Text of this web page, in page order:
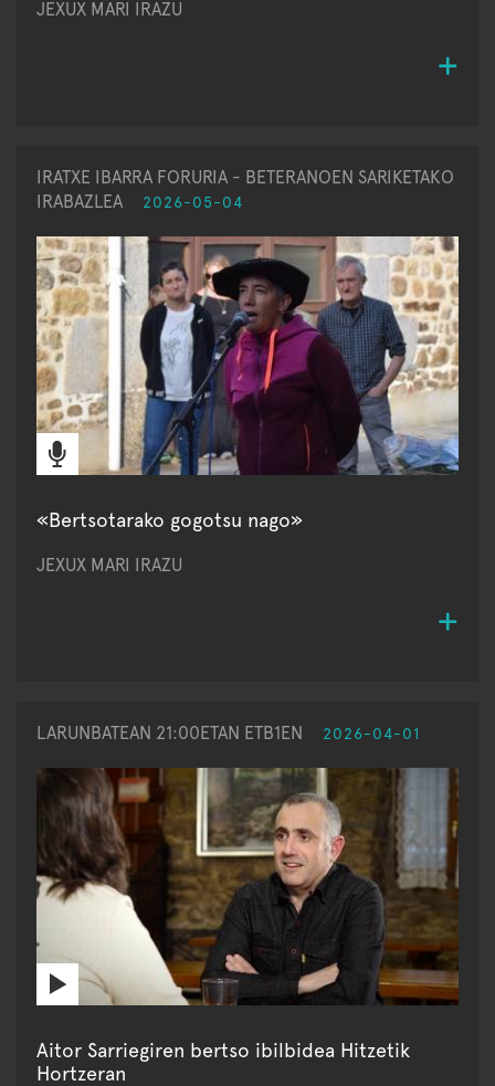
JEXUX MARI IRAZU
IRATXE IBARRA FORURIA - BETERANOEN SARIKETAKO
IRABAZLEA
2026-05-04
«Bertsotarako gogotsu nago»
JEXUX MARI IRAZU
LARUNBATEAN 21:00ETAN ETB1EN 2026-04-01
Aitor Sarriegiren bertso ibilbidea Hitzetik
Hortzeran